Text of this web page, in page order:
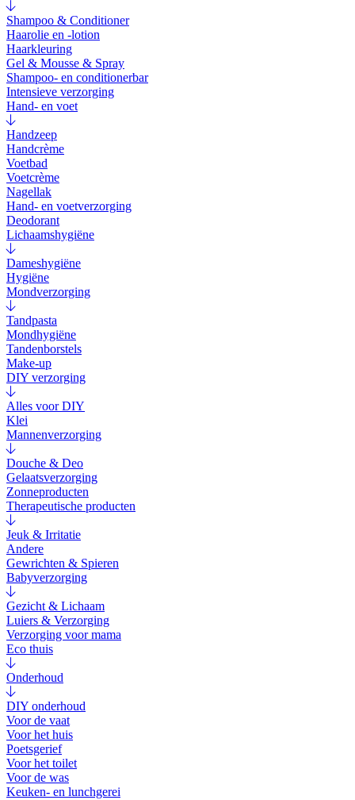
Shampoo & Conditioner
Haarolie en -lotion
Haarkleuring
Gel & Mousse & Spray
Shampoo- en conditionerbar
Intensieve verzorging
Hand- en voet
Handzeep
Handcrème
Voetbad
Voetcrème
Nagellak
Hand- en voetverzorging
Deodorant
Lichaamshygiëne
Dameshygiëne
Hygiëne
Mondverzorging
Tandpasta
Mondhygiëne
Tandenborstels
Make-up
DIY verzorging
Alles voor DIY
Klei
Mannenverzorging
Douche & Deo
Gelaatsverzorging
Zonneproducten
Therapeutische producten
Jeuk & Irritatie
Andere
Gewrichten & Spieren
Babyverzorging
Gezicht & Lichaam
Luiers & Verzorging
Verzorging voor mama
Eco thuis
Onderhoud
DIY onderhoud
Voor de vaat
Voor het huis
Poetsgerief
Voor het toilet
Voor de was
Keuken- en lunchgerei